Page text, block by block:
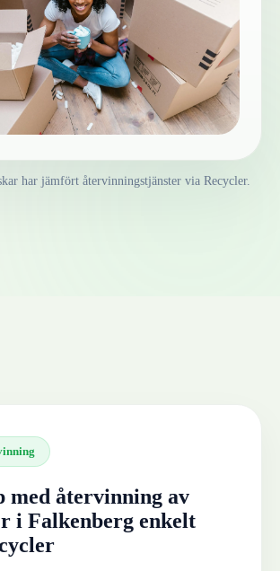
har jämfört återvinningstjänster via Recycler.
med återvinning av
i Falkenberg enkelt